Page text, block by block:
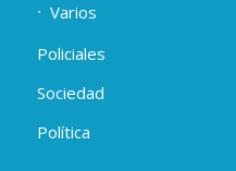
Varios
Policiales
Sociedad
Política